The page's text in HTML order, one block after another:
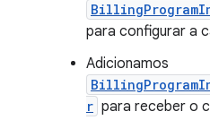
para configurar a
Adicionamos
r para receber o